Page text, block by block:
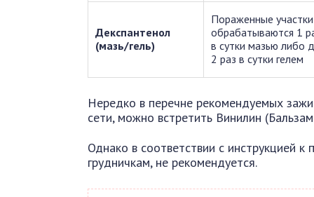
Декспантенол
(мазь/гель)
Пораженные участки
обрабатываются 1
в сутки мазью либо
2 раз в сутки гелем
Нередко в перечне рекомендуемых
сети, можно встретить Винилин
Однако в соответствии с инструкцией к
грудничкам, не рекомендуется.